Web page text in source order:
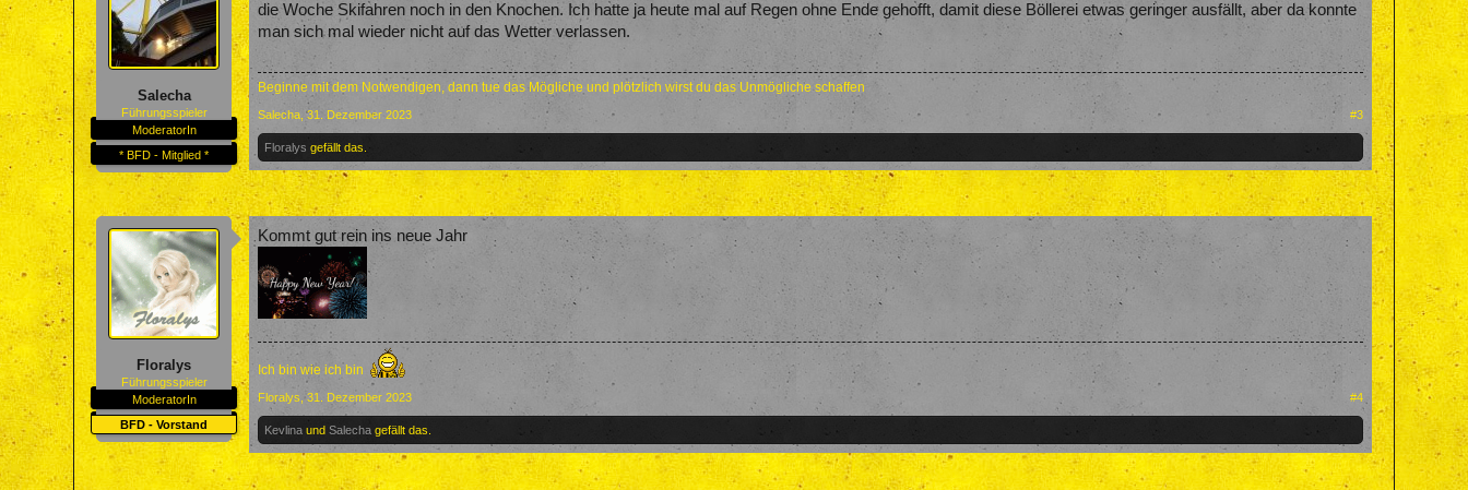
Salecha
Führungsspieler
ModeratorIn
* BFD - Mitglied *
die Woche Skifahren noch in den Knochen. Ich hatte ja heute mal auf Regen ohne Ende gehofft, damit diese Böllerei etwas geringer ausfällt, aber da konnte
man sich mal wieder nicht auf das Wetter verlassen.
Beginne mit dem Notwendigen, dann tue das Mögliche und plötzlich wirst du das Unmögliche schaffen
Salecha 31. Dezember 2023 #3
Floralys gefällt das.
Floralys
Führungsspieler
ModeratorIn
BFD - Vorstand
Kommt gut rein ins neue Jahr
Ich bin wie ich bin
Floralys 31. Dezember 2023 #4
Kevlina undSalecha gefällt das.